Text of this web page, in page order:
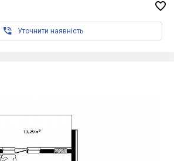

 Уточнити наявність